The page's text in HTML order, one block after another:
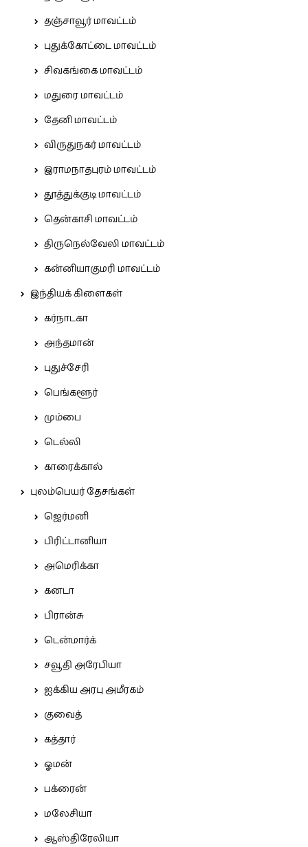
தஞ்சாவூர் மாவட்டம்
புதுக்கோட்டை மாவட்டம்
சிவகங்கை மாவட்டம்
மதுரை மாவட்டம்
தேனி மாவட்டம்
விருதுநகர் மாவட்டம்
இராமநாதபுரம் மாவட்டம்
தூத்துக்குடி மாவட்டம்
தென்காசி மாவட்டம்
திருநெல்வேலி மாவட்டம்
கன்னியாகுமரி மாவட்டம்
இந்தியக் கிளைகள்
கர்நாடகா
அந்தமான்
புதுச்சேரி
பெங்களூர்
மும்பை
டெல்லி
காரைக்கால்
புலம்பெயர் தேசங்கள்
ஜெர்மனி
பிரிட்டானியா
அமெரிக்கா
கனடா
பிரான்சு
டென்மார்க்
சவூதி அரேபியா
ஐக்கிய அரபு அமீரகம்
குவைத்
கத்தார்
ஓமன்
பக்ரைன்
மலேசியா
ஆஸ்திரேலியா